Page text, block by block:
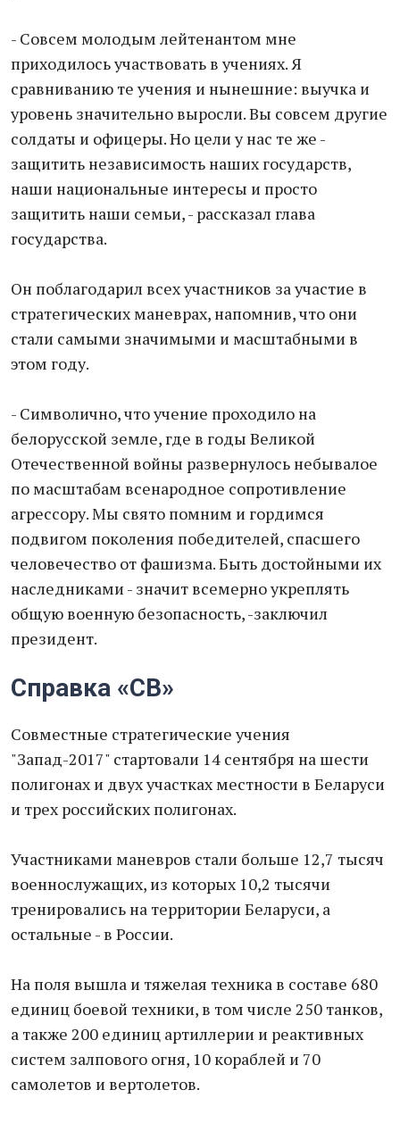
- Совсем молодым лейтенантом мне
приходилось участвовать в учениях. Я
сравниванию те учения и нынешние: выучка и
уровень значительно выросли. Вы совсем другие
солдаты и офицеры. Но цели у нас те же -
защитить независимость наших государств,
наши национальные интересы и просто
защитить наши семьи, - рассказал глава
государства.
Он поблагодарил всех участников за участие в
стратегических маневрах, напомнив, что они
стали самыми значимыми и масштабными в
этом году.
- Символично, что учение проходило на
белорусской земле, где в годы Великой
Отечественной войны развернулось небывалое
по масштабам всенародное сопротивление
агрессору. Мы свято помним и гордимся
подвигом поколения победителей, спасшего
человечество от фашизма. Быть достойными их
наследниками - значит всемерно укреплять
общую военную безопасность, -заключил
президент.
Справка «СВ»
Совместные стратегические учения
"Запад-2017" стартовали 14 сентября на шести
полигонах и двух участках местности в Беларуси
и трех российских полигонах.
Участниками маневров стали больше 12,7 тысяч
военнослужащих, из которых 10,2 тысячи
тренировались на территории Беларуси, а
остальные - в России.
На поля вышла и тяжелая техника в составе 680
единиц боевой техники, в том числе 250 танков,
а также 200 единиц артиллерии и реактивных
систем залпового огня, 10 кораблей и 70
самолетов и вертолетов.